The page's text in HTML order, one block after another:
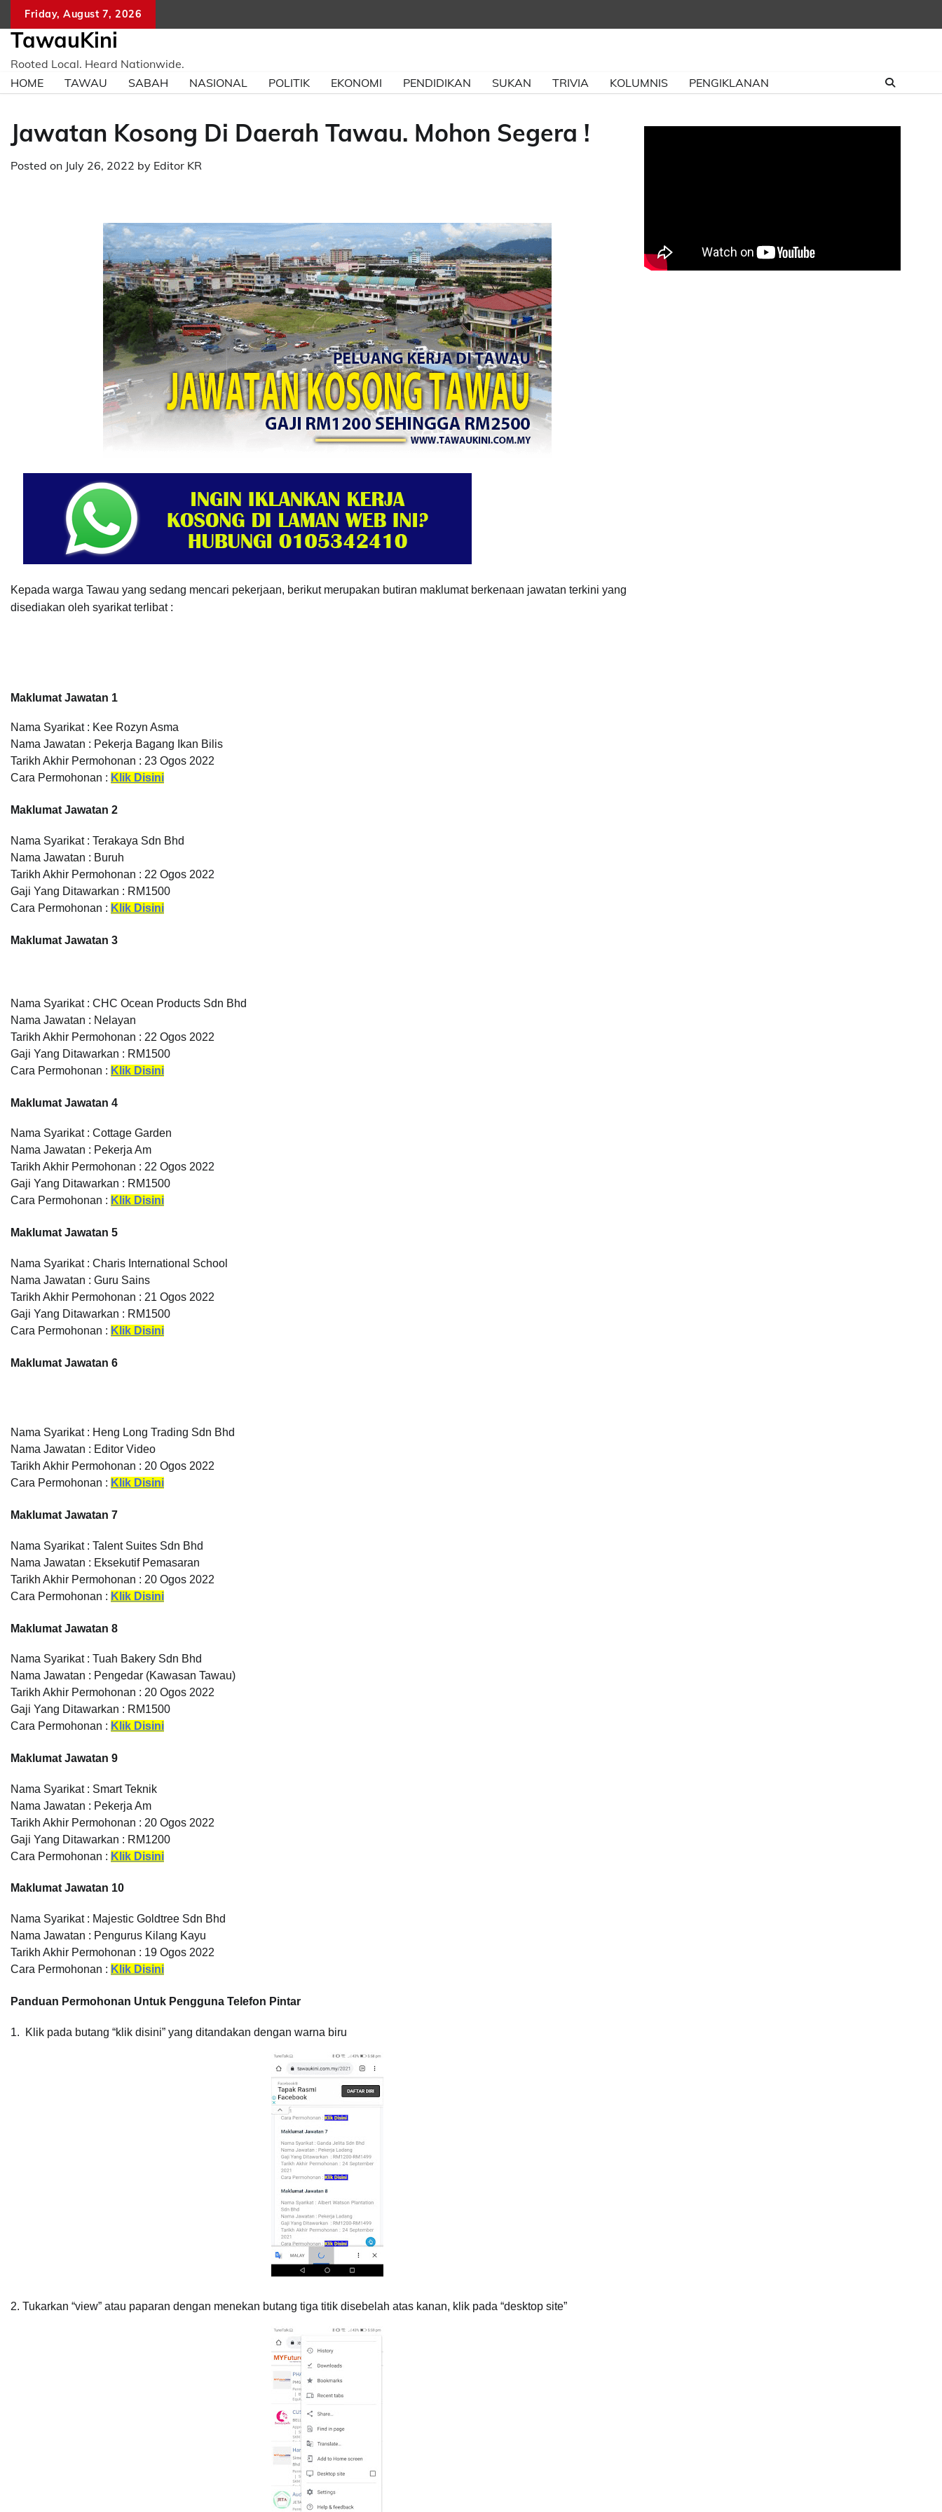
content
Friday, August 7, 2026
TawauKini
Rooted Local. Heard Nationwide.
HOME
TAWAU SABAH NASIONAL POLITIK EKONOMI PENDIDIKAN SUKAN TRIVIA KOLUMNIS PENGIKLANAN
Jawatan Kosong Di Daerah Tawau. Mohon Segera !
Posted on July 26, 2022 by Editor KR
Kepada warga Tawau yang sedang mencari pekerjaan, berikut merupakan butiran maklumat berkenaan jawatan terkini yang
disediakan oleh syarikat terlibat :
Maklumat Jawatan 1
Nama Syarikat : Kee Rozyn Asma
Nama Jawatan : Pekerja Bagang Ikan Bilis
Tarikh Akhir Permohonan : 23 Ogos 2022
Cara Permohonan : Klik Disini
Maklumat Jawatan 2
Nama Syarikat : Terakaya Sdn Bhd
Nama Jawatan : Buruh
Tarikh Akhir Permohonan : 22 Ogos 2022
Gaji Yang Ditawarkan : RM1500
Cara Permohonan : Klik Disini
Maklumat Jawatan 3
Nama Syarikat : CHC Ocean Products Sdn Bhd
Nama Jawatan : Nelayan
Tarikh Akhir Permohonan : 22 Ogos 2022
Gaji Yang Ditawarkan : RM1500
Cara Permohonan : Klik Disini
Maklumat Jawatan 4
Nama Syarikat : Cottage Garden
Nama Jawatan : Pekerja Am
Tarikh Akhir Permohonan : 22 Ogos 2022
Gaji Yang Ditawarkan : RM1500
Cara Permohonan : Klik Disini
Maklumat Jawatan 5
Nama Syarikat : Charis International School
Nama Jawatan : Guru Sains
Tarikh Akhir Permohonan : 21 Ogos 2022
Gaji Yang Ditawarkan : RM1500
Cara Permohonan : Klik Disini
Maklumat Jawatan 6
Nama Syarikat : Heng Long Trading Sdn Bhd
Nama Jawatan : Editor Video
Tarikh Akhir Permohonan : 20 Ogos 2022
Cara Permohonan : Klik Disini
Maklumat Jawatan 7
Nama Syarikat : Talent Suites Sdn Bhd
Nama Jawatan : Eksekutif Pemasaran
Tarikh Akhir Permohonan : 20 Ogos 2022
Cara Permohonan : Klik Disini
Maklumat Jawatan 8
Nama Syarikat : Tuah Bakery Sdn Bhd
Nama Jawatan : Pengedar (Kawasan Tawau)
Tarikh Akhir Permohonan : 20 Ogos 2022
Gaji Yang Ditawarkan : RM1500
Cara Permohonan : Klik Disini
Maklumat Jawatan 9
Nama Syarikat : Smart Teknik
Nama Jawatan : Pekerja Am
Tarikh Akhir Permohonan : 20 Ogos 2022
Gaji Yang Ditawarkan : RM1200
Cara Permohonan : Klik Disini
Maklumat Jawatan 10
Nama Syarikat : Majestic Goldtree Sdn Bhd
Nama Jawatan : Pengurus Kilang Kayu
Tarikh Akhir Permohonan : 19 Ogos 2022
Cara Permohonan : Klik Disini
Panduan Permohonan Untuk Pengguna Telefon Pintar
1. Klik pada butang “klik disini” yang ditandakan dengan warna biru
2. Tukarkan “view” atau paparan dengan menekan butang tiga titik disebelah atas kanan, klik pada “desktop site”